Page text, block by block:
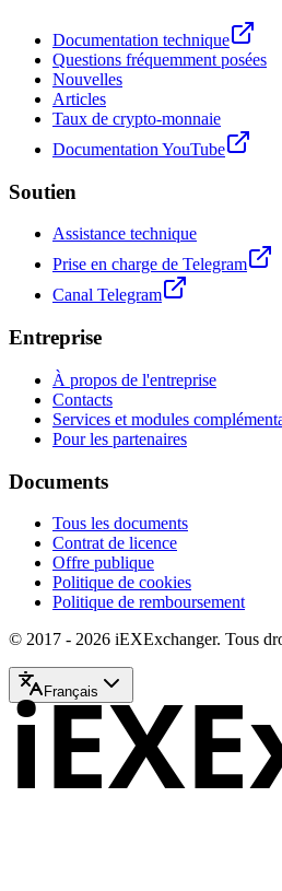
Documentation technique
Questions fréquemment posées
Nouvelles
Articles
Taux de crypto-monnaie
Documentation YouTube
Soutien
Assistance technique
Prise en charge de Telegram
Canal Telegram
Entreprise
À propos de l'entreprise
Contacts
Services et modules
Pour les partenaires
Documents
Tous les documents
Contrat de licence
Offre publique
Politique de cookies
Politique de remboursement
© 2017 - 2026 iEXExchanger. Tous
Français